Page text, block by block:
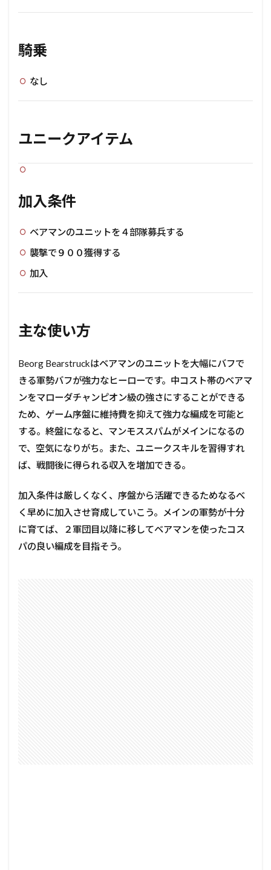
騎乗
なし
ユニークアイテム
加入条件
ベアマンのユニットを４部隊募兵する
襲撃で９００獲得する
加入
主な使い方
Beorg Bearstruckはベアマンのユニットを大幅にバフで
きる軍勢バフが強力なヒーローです。中コスト帯のベアマ
ンをマローダチャンピオン級の強さにすることができる
ため、ゲーム序盤に維持費を抑えて強力な編成を可能と
する。終盤になると、マンモススパムがメインになるの
で、空気になりがち。また、ユニークスキルを習得すれ
ば、戦闘後に得られる収入を増加できる。
加入条件は厳しくなく、序盤から活躍できるためなるべ
く早めに加入させ育成していこう。メインの軍勢が十分
に育てば、２軍団目以降に移してベアマンを使ったコス
パの良い編成を目指そう。